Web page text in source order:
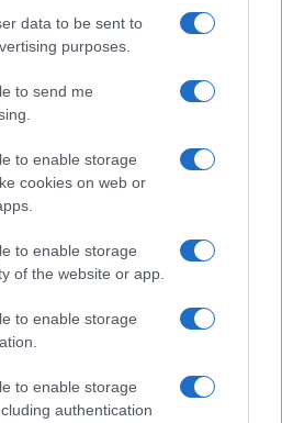
data to be sent to
purposes.
to send me
to enable storage
cookies on web or
to enable storage
of the website or app.
to enable storage
to enable storage
authentication
aziendale perfetta: confronto
del 2026